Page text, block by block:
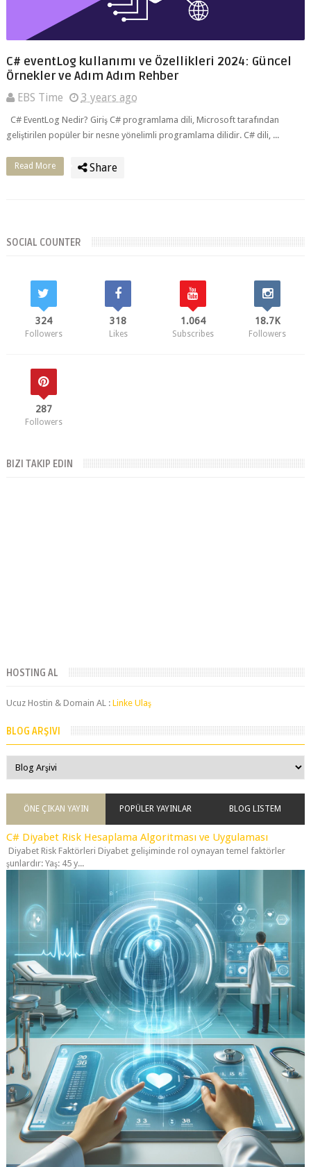
C# eventLog kullanımı ve Özellikleri 2024: Güncel
Örnekler ve Adım Adım Rehber
EBS Time 3 years ago
C# EventLog Nedir? Giriş C# programlama dili, Microsoft tarafından
geliştirilen popüler bir nesne yönelimli programlama dilidir. C# dili, ...
Read More Share
SOCIAL COUNTER
324
Followers
318
Likes
1.064
Subscribes
18.7K
Followers
287
Followers
BIZI TAKIP EDIN
HOSTING AL
Ucuz Hostin & Domain AL : Linke Ulaş
BLOG ARŞIVI
ÖNE ÇIKAN YAYIN POPÜLER YAYINLAR BLOG LISTEM
C# Diyabet Risk Hesaplama Algoritması ve Uygulaması
Diyabet Risk Faktörleri Diyabet gelişiminde rol oynayan temel faktörler
şunlardır: Yaş: 45 y...